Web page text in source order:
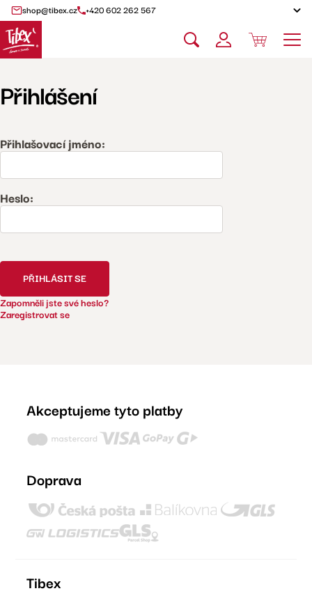
shop@tibex.cz +420 602 262 567
Přihlášení
Přihlašovací jméno:
Heslo:
Zapomněli jste své heslo?
Zaregistrovat se
PŘIHLÁSIT SE
Akceptujeme tyto platby
Doprava
Tibex